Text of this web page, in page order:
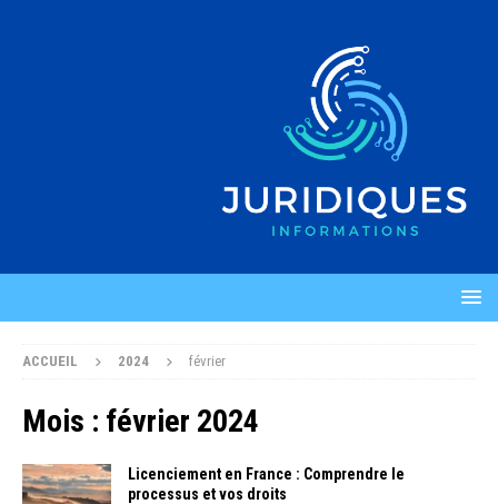
ACCUEIL 2024 février
Mois : février 2024
Licenciement en France : Comprendre le
processus et vos droits